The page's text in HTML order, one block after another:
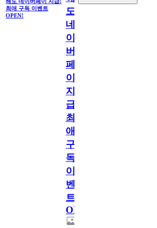
최애 구독 이벤트
OPEN!
도
네
이
버
페
이
지
급!
최
애
구
독
이
벤
트
OPEN!